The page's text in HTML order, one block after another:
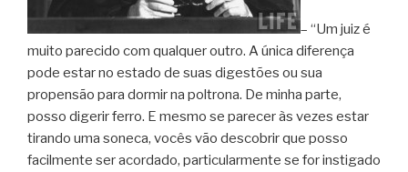
– “Um juiz é
muito parecido com qualquer outro. A única diferença
pode estar no estado de suas digestões ou sua
propensão para dormir na poltrona. De minha parte,
posso digerir ferro. E mesmo se parecer às vezes estar
tirando uma soneca, vocês vão descobrir que posso
facilmente ser acordado, particularmente se for instigado